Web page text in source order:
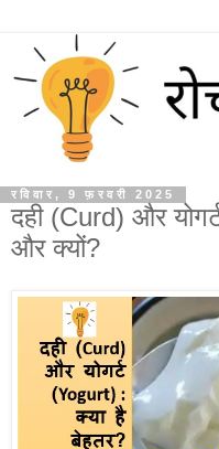
रविवार, 9 फ़रवरी 2025
दही (Curd) और
और क्यों?